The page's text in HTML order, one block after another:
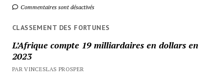
Commentaires sont désactivés
CLASSEMENT DES FORTUNES
L’Afrique compte 19 milliardaires en dollars en
2023
PAR VINCESLAS PROSPER